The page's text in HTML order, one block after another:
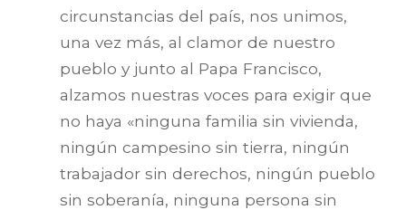
circunstancias del país, nos unimos,
una vez más, al clamor de nuestro
pueblo y junto al Papa Francisco,
alzamos nuestras voces para exigir que
no haya «ninguna familia sin vivienda,
ningún campesino sin tierra, ningún
trabajador sin derechos, ningún pueblo
sin soberanía, ninguna persona sin